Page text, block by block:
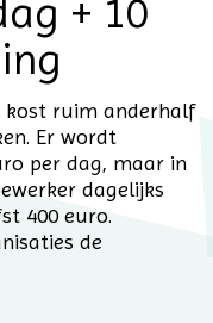
+ 10
kost ruim anderhalf
Er wordt
per dag, maar in
dagelijks
400 euro.
de